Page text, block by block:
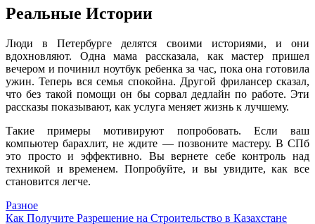
Реальные Истории
Люди в Петербурге делятся своими историями, и они
вдохновляют. Одна мама рассказала, как мастер пришел
вечером и починил ноутбук ребенка за час, пока она готовила
ужин. Теперь вся семья спокойна. Другой фрилансер сказал,
что без такой помощи он бы сорвал дедлайн по работе. Эти
рассказы показывают, как услуга меняет жизнь к лучшему.
Такие примеры мотивируют попробовать. Если ваш
компьютер барахлит, не ждите — позвоните мастеру. В СПб
это просто и эффективно. Вы вернете себе контроль над
техникой и временем. Попробуйте, и вы увидите, как все
становится легче.
Разное
Как Получите Разрешение на Строительство в Казахстане